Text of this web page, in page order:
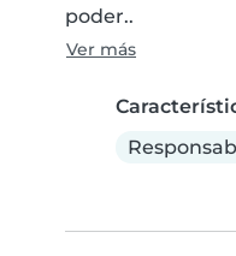
poder..
Ver más